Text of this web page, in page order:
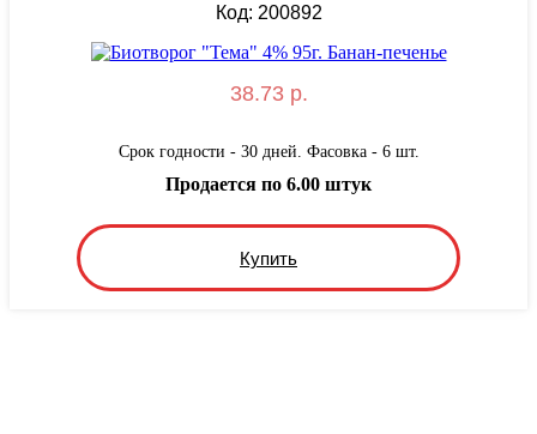
Код: 200892
38.73 р.
Срок годности - 30 дней. Фасовка - 6 шт.
Купить
Продается по 6.00 штук